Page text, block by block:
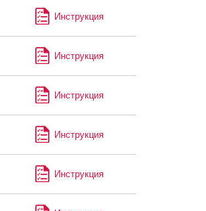
Инструкция
Инструкция
Инструкция
Инструкция
Инструкция